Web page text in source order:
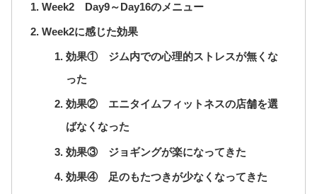
Week2 Day9～Day16のメニュー
Week2に感じた効果
効果① ジム内での心理的ストレスが無くな
った
効果② エニタイムフィットネスの店舗を選
ばなくなった
効果③ ジョギングが楽になってきた
効果④ 足のもたつきが少なくなってきた